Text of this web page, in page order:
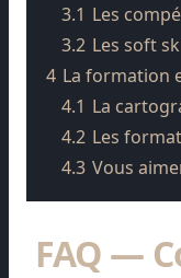
3.1 Les
3.2 Les soft
4 La formation
4.1 La
4.2 Les
4.3 Vous
FAQ —